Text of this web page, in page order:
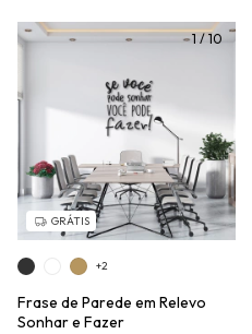
1 / 10
GRÁTIS
Frase de Parede em Relevo
Sonhar e Fazer
+2